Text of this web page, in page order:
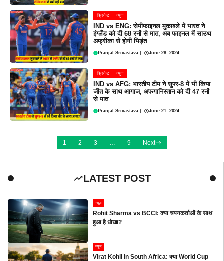
क्रिकेट न्यूज
IND vs ENG: सेमीफाइनल मुकाबले में भारत ने
इंग्लैंड को दी 68 रनों से मात, अब फाइनल में साउथ
अफ्रीका से होगी भिड़ंत
Pranjal Srivastava June 28, 2024
क्रिकेट न्यूज
IND vs AFG: भारतीय टीम ने सुपर-8 में भी किया
जीत के साथ आगाज, अफगानिस्तान को दी 47 रनों
से मात
Pranjal Srivastava June 21, 2024
1 2 3 … 9 Next
LATEST POST
न्यूज
Rohit Sharma vs BCCI: क्या चयनकर्ताओं के साथ
हुआ है धोखा?
न्यूज
Virat Kohli in South Africa: क्या World Cup